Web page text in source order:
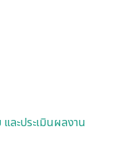
ละประเมินผลงาน